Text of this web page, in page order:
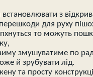
з
для руху
то можуть
змушуватиме по
й зрубувати лід.
та просту